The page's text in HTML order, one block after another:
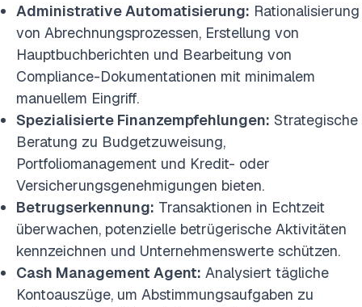
Administrative Automatisierung: Rationalisierung
von Abrechnungsprozessen, Erstellung von
Hauptbuchberichten und Bearbeitung von
Compliance-Dokumentationen mit minimalem
manuellem Eingriff.
Spezialisierte Finanzempfehlungen: Strategische
Beratung zu Budgetzuweisung,
Portfoliomanagement und Kredit- oder
Versicherungsgenehmigungen bieten.
Betrugserkennung: Transaktionen in Echtzeit
überwachen, potenzielle betrügerische Aktivitäten
kennzeichnen und Unternehmenswerte schützen.
Cash Management Agent: Analysiert tägliche
Kontoauszüge, um Abstimmungsaufgaben zu